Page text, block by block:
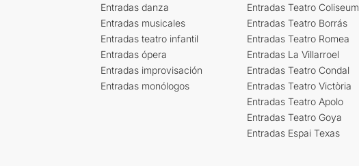
Entradas danza
Entradas musicales
Entradas teatro infantil
Entradas ópera
Entradas improvisación
Entradas monólogos
Entradas Teatro Coliseum
Entradas Teatro Borrás
Entradas Teatro Romea
Entradas La Villarroel
Entradas Teatro Condal
Entradas Teatro Victòria
Entradas Teatro Apolo
Entradas Teatro Goya
Entradas Espai Texas